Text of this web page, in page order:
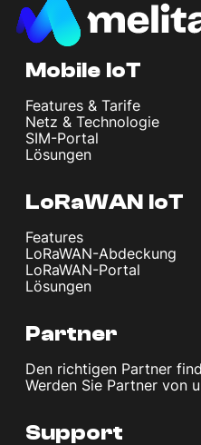
Mobile IoT
Features & Tarife
Netz & Technologie
SIM-Portal
Lösungen
LoRaWAN IoT
Features
LoRaWAN-Abdeckung
LoRaWAN-Portal
Lösungen
Partner
Den richtigen Partner
Werden Sie Partner von
Support